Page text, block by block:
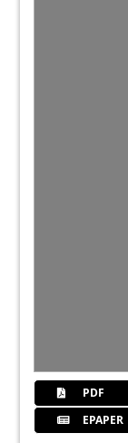
PDF
EPAPER